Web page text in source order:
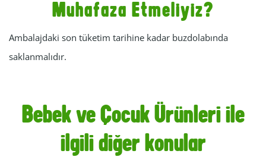
Muhafaza Etmeliyiz?
Ambalajdaki son tüketim tarihine kadar buzdolabında
saklanmalıdır.
Bebek ve Çocuk Ürünleri ile
ilgili diğer konular